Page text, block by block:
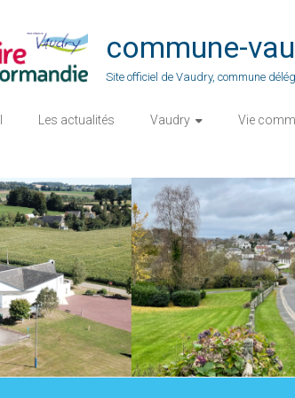
commune-
Site officiel de Vaudry, commune
Les actualités Vaudry Vie